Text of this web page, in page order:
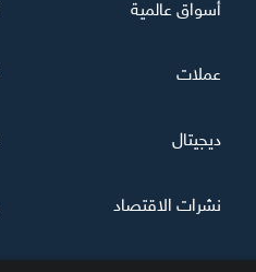
عملات
ديجيتال
نشرات الاقتصاد